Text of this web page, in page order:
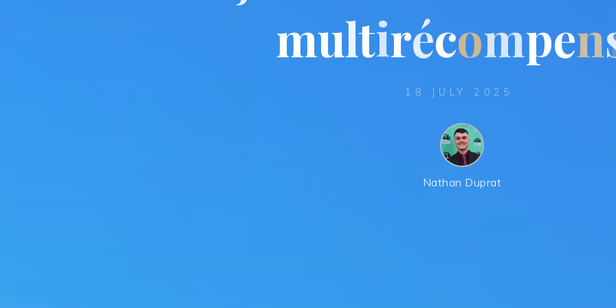
multirécompen
18 JULY 2025
Nathan Duprat